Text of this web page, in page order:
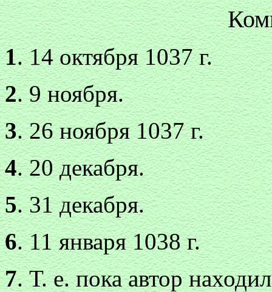
1. 14 октября 1037 г.
2. 9 ноября.
3. 26 ноября 1037 г.
4. 20 декабря.
5. 31 декабря.
6. 11 января 1038 г.
7. Т. е. пока автор